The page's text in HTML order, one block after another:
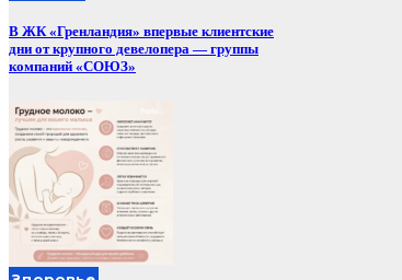
В ЖК «Гренландия» впервые клиентские
дни от крупного девелопера — группы
компаний «СОЮЗ»